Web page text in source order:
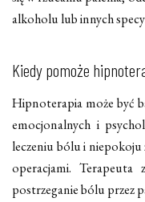
alkoholu lub innych
Kiedy pomoże
Hipnoterapia może być
emocjonalnych i
leczeniu bólu i niepokoju
operacjami.
postrzeganie bólu przez